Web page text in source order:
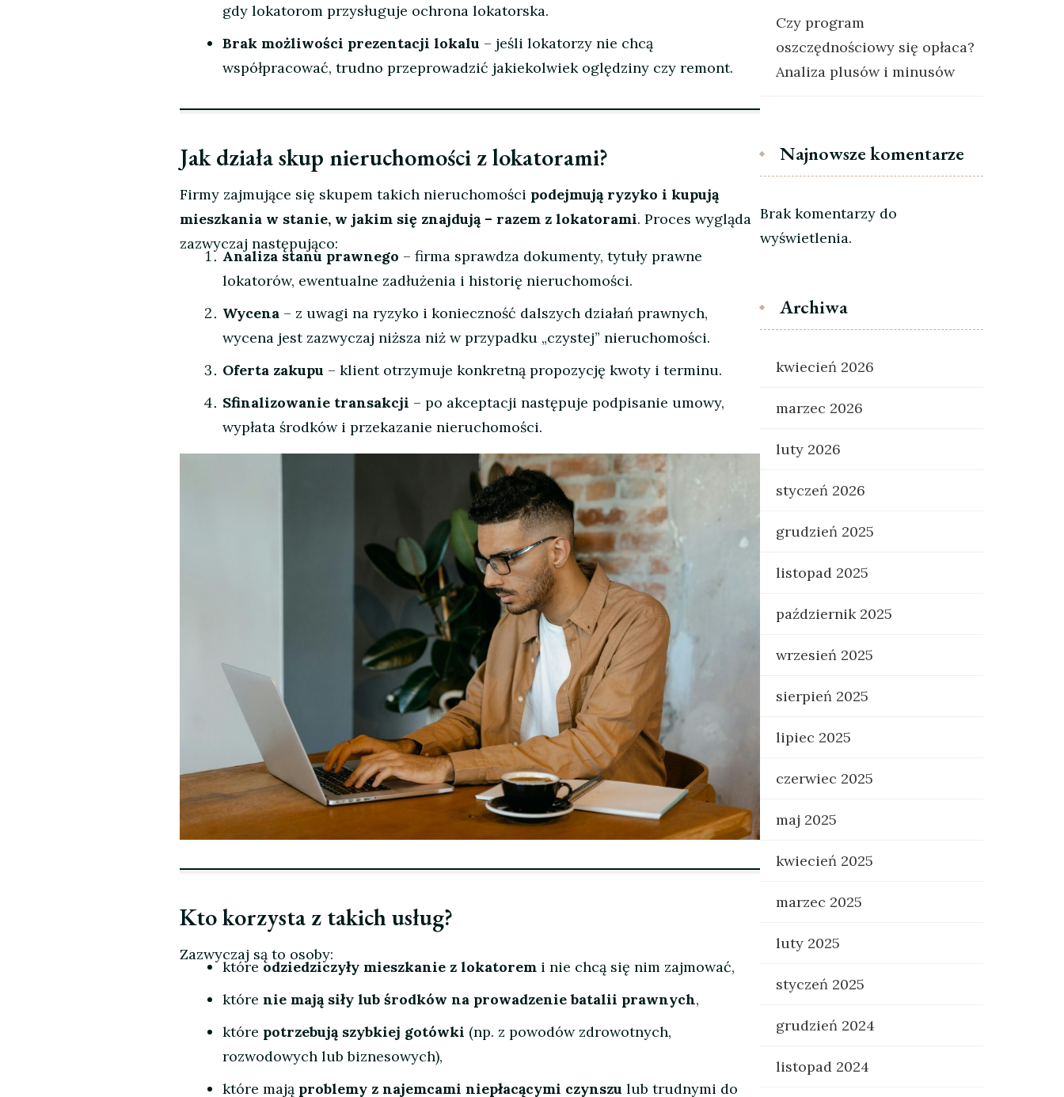
gdy lokatorom przysługuje ochrona lokatorska.
Brak możliwości prezentacji lokalu – jeśli lokatorzy nie chcą
współpracować, trudno przeprowadzić jakiekolwiek oględziny czy remont.
Jak działa skup nieruchomości z lokatorami?
Firmy zajmujące się skupem takich nieruchomości podejmują ryzyko i kupują
mieszkania w stanie, w jakim się znajdują – razem z lokatorami. Proces wygląda
zazwyczaj następująco:
Analiza stanu prawnego – firma sprawdza dokumenty, tytuły prawne
lokatorów, ewentualne zadłużenia i historię nieruchomości.
Wycena – z uwagi na ryzyko i konieczność dalszych działań prawnych,
wycena jest zazwyczaj niższa niż w przypadku „czystej” nieruchomości.
Oferta zakupu – klient otrzymuje konkretną propozycję kwoty i terminu.
Sfinalizowanie transakcji – po akceptacji następuje podpisanie umowy,
wypłata środków i przekazanie nieruchomości.
Kto korzysta z takich usług?
Zazwyczaj są to osoby:
które odziedziczyły mieszkanie z lokatorem i nie chcą się nim zajmować,
które nie mają siły lub środków na prowadzenie batalii prawnych,
które potrzebują szybkiej gotówki (np. z powodów zdrowotnych,
rozwodowych lub biznesowych),
które mają problemy z najemcami niepłacącymi czynszu lub trudnymi do
Czy program
oszczędnościowy się opłaca?
Analiza plusów i minusów
Najnowsze komentarze
Brak komentarzy do
wyświetlenia.
Archiwa
kwiecień 2026
marzec 2026
luty 2026
styczeń 2026
grudzień 2025
listopad 2025
październik 2025
wrzesień 2025
sierpień 2025
lipiec 2025
czerwiec 2025
maj 2025
kwiecień 2025
marzec 2025
luty 2025
styczeń 2025
grudzień 2024
listopad 2024